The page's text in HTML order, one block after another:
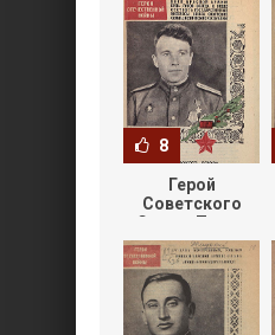
8
Герой
Советского
Союза Павел
Михайлович
Богатов
[Листовка]